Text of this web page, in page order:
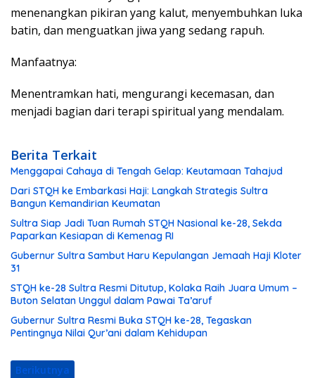
menenangkan pikiran yang kalut, menyembuhkan luka
batin, dan menguatkan jiwa yang sedang rapuh.
Manfaatnya:
Menentramkan hati, mengurangi kecemasan, dan
menjadi bagian dari terapi spiritual yang mendalam.
Berita Terkait
Menggapai Cahaya di Tengah Gelap: Keutamaan Tahajud
Dari STQH ke Embarkasi Haji: Langkah Strategis Sultra
Bangun Kemandirian Keumatan
Sultra Siap Jadi Tuan Rumah STQH Nasional ke-28, Sekda
Paparkan Kesiapan di Kemenag RI
Gubernur Sultra Sambut Haru Kepulangan Jemaah Haji Kloter
31
STQH ke-28 Sultra Resmi Ditutup, Kolaka Raih Juara Umum –
Buton Selatan Unggul dalam Pawai Ta’aruf
Gubernur Sultra Resmi Buka STQH ke-28, Tegaskan
Pentingnya Nilai Qur’ani dalam Kehidupan
Berikutnya